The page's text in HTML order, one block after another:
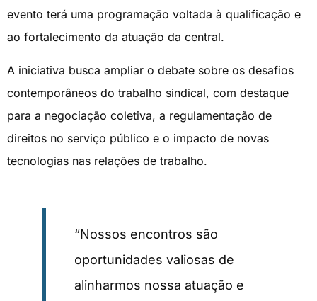
evento terá uma programação voltada à qualificação e
ao fortalecimento da atuação da central.
A iniciativa busca ampliar o debate sobre os desafios
contemporâneos do trabalho sindical, com destaque
para a negociação coletiva, a regulamentação de
direitos no serviço público e o impacto de novas
tecnologias nas relações de trabalho.
“Nossos encontros são
oportunidades valiosas de
alinharmos nossa atuação e